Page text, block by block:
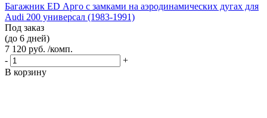
Багажник ED Арго с замками на аэродинамических дугах для
Audi 200 универсал (1983-1991)
Под заказ
(до 6 дней)
7 120 руб. /комп.
-
+
В корзину